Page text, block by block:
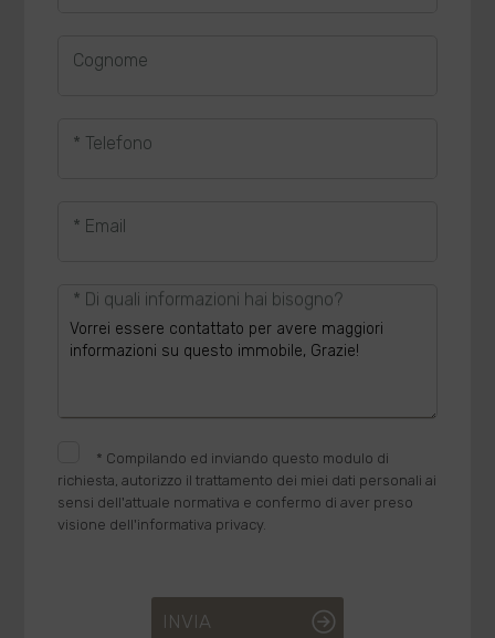
Cognome
* Telefono
* Email
* Di quali informazioni hai bisogno?
* Compilando ed inviando questo modulo di
richiesta, autorizzo il trattamento dei miei dati personali ai
sensi dell'attuale normativa e confermo di aver preso
visione dell'informativa privacy.
INVIA